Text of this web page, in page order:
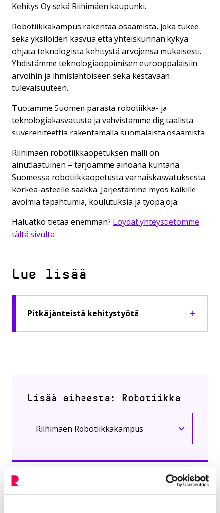
Kehitys Oy sekä Riihimäen kaupunki.
Robotiikkakampus rakentaa osaamista, joka tukee
sekä yksilöiden kasvua että yhteiskunnan kykyä
ohjata teknologista kehitystä arvojensa mukaisesti.
Yhdistämme teknologiaoppimisen eurooppalaisiin
arvoihin ja ihmislähtöiseen sekä kestävään
tulevaisuuteen.
Tuotamme Suomen parasta robotiikka- ja
teknologiakasvatusta ja vahvistamme digitaalista
suvereniteettia rakentamalla suomalaista osaamista.
Riihimäen robotiikkaopetuksen malli on
ainutlaatuinen – tarjoamme ainoana kuntana
Suomessa robotiikkaopetusta varhaiskasvatuksesta
korkea-asteelle saakka. Järjestämme myös kaikille
avoimia tapahtumia, koulutuksia ja työpajoja.
Haluatko tietää enemmän? Löydät yhteystietomme
tältä sivulta.
Lue lisää
Pitkäjänteistä kehitystyötä
Lisää aiheesta: Robotiikka
Nykyinen sivu
Riihimäen Robotiikkakampus
Klikkaa käyttääksesi valikkoa